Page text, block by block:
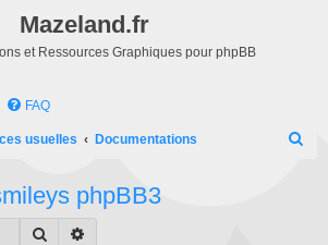
Mazeland.fr
et Ressources Graphiques pour phpBB
FAQ
usuelles Documentations
phpBB3
Rechercher